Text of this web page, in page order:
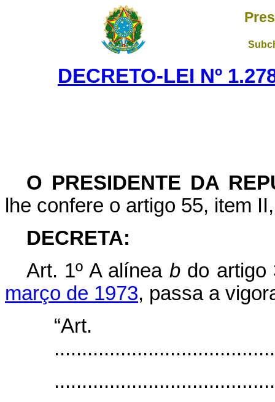
DECRETO-LEI Nº
O PRESIDENTE DA
lhe confere o artigo 55, item
DECRETA:
Art. 1º A alínea b do artigo
março de 1973, passa a